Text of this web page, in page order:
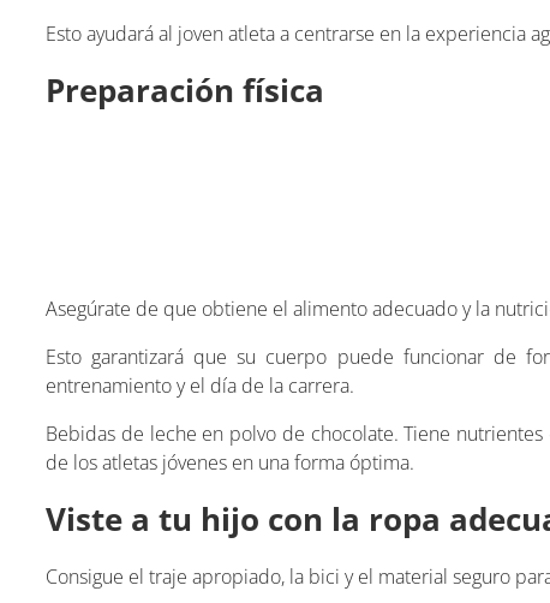
Esto ayudará al joven atleta a centrarse en la experiencia
Preparación física
Asegúrate de que obtiene el alimento adecuado y la
Esto garantizará que su cuerpo puede funcionar de
entrenamiento y el día de la carrera.
Bebidas de leche en polvo de chocolate. Tiene
de los atletas jóvenes en una forma óptima.
Viste a tu hijo con la ropa
Consigue el traje apropiado, la bici y el material seguro